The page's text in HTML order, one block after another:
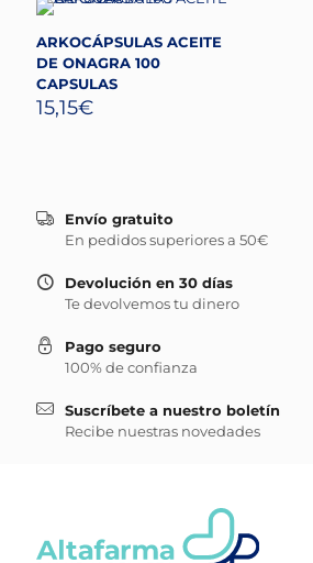
ARKOCÁPSULAS ACEITE
DE ONAGRA 100
CAPSULAS
15,15€
Envío gratuito
En pedidos superiores a 50€
Devolución en 30 días
Te devolvemos tu dinero
Pago seguro
100% de confianza
Suscríbete a nuestro boletín
Recibe nuestras novedades